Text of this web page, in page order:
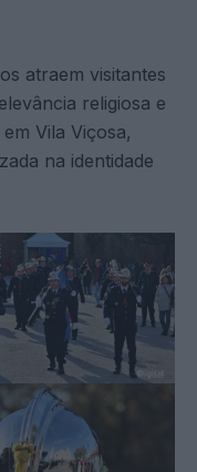
atraem visitantes
religiosa e
Vila Viçosa,
na identidade